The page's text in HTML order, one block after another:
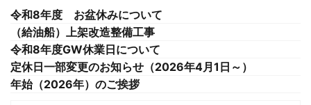
令和8年度 お盆休みについて
（給油船）上架改造整備工事
令和8年度GW休業日について
定休日一部変更のお知らせ（2026年4月1日～）
年始（2026年）のご挨拶